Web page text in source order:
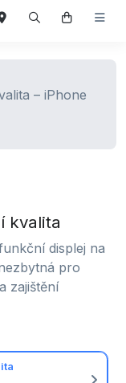
kvalita
displej na
pro
zajištění